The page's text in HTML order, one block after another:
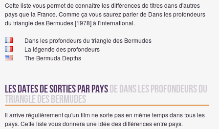
Cette liste vous permet de connaître les différences de titres dans d'autres
pays que la France. Comme ça vous saurez parler de Dans les profondeurs
du triangle des Bermudes [1978] à l'international.
Dans les profondeurs du triangle des Bermudes
La légende des profondeurs
The Bermuda Depths
Les dates de sorties par paysde Dans les profondeurs du
triangle des Bermudes
Il arrive régulièrement qu'un film ne sorte pas en même temps dans tous les
pays. Cette liste vous donnera une idée des différences entre pays.